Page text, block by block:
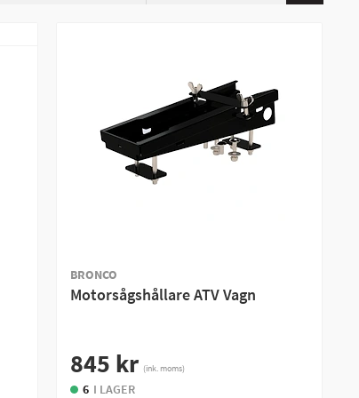
BRONCO
Motorsågshållare ATV Vagn
845 kr (ink. moms)
6 I LAGER